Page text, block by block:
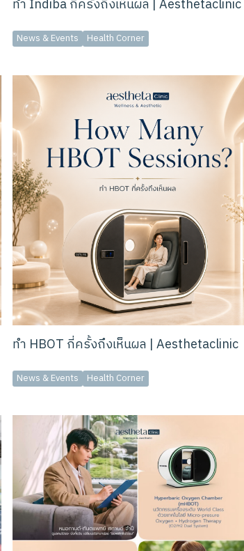
ทำ Indiba กี่ครั้งถึงเห็นผล | Aesthetaclinic
News & Events Health Corner
ทำ HBOT กี่ครั้งถึงเห็นผล | Aesthetaclinic
News & Events Health Corner